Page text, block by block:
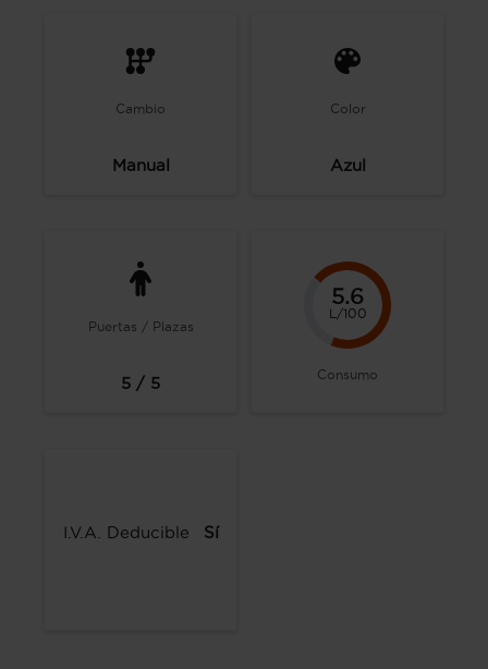
Cambio
Manual
Color
Azul
Puertas / Plazas
5 / 5
5.6
L/100
Consumo
I.V.A. Deducible Sí